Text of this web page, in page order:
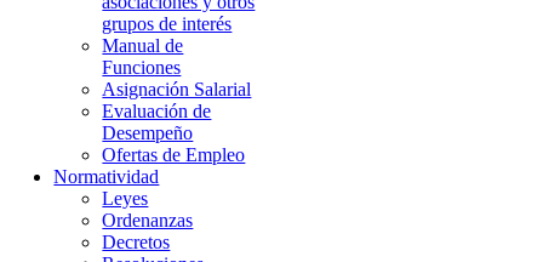
grupos de interés
Manual de
Funciones
Asignación Salarial
Evaluación de
Desempeño
Ofertas de Empleo
Normatividad
Leyes
Ordenanzas
Decretos